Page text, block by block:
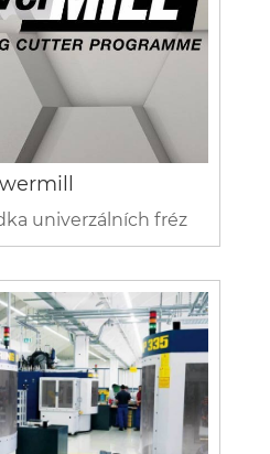
univerzálních fréz